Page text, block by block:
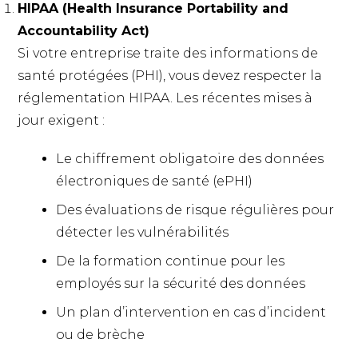
HIPAA (Health Insurance Portability and
Accountability Act)
Si votre entreprise traite des informations de
santé protégées (PHI), vous devez respecter la
réglementation HIPAA. Les récentes mises à
jour exigent :
Le chiffrement obligatoire des données
électroniques de santé (ePHI)
Des évaluations de risque régulières pour
détecter les vulnérabilités
De la formation continue pour les
employés sur la sécurité des données
Un plan d’intervention en cas d’incident
ou de brèche